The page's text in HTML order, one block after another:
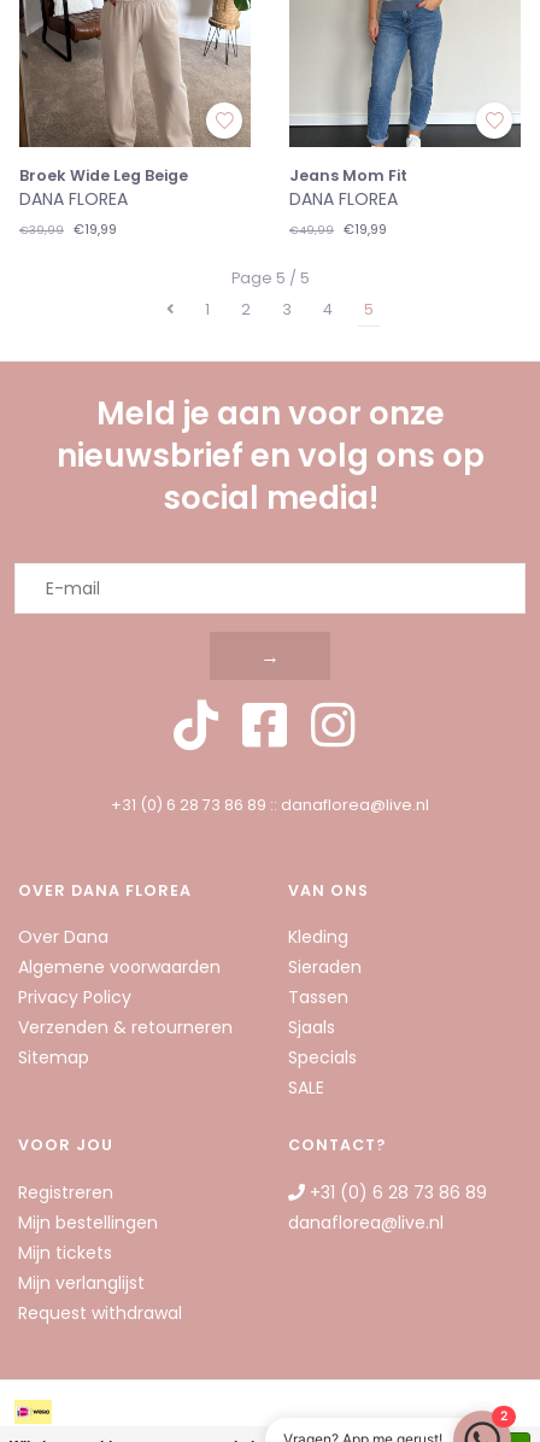
Broek Wide Leg Beige
DANA FLOREA
€39,99 €19,99
Jeans Mom Fit
DANA FLOREA
€49,99 €19,99
Page 5 / 5
1
2 3 4 5
Meld je aan voor onze
nieuwsbrief en volg ons op
social media!
→
+31 (0) 6 28 73 86 89 :: danaflorea@live.nl
OVER DANA FLOREA
Over Dana
Algemene voorwaarden
Privacy Policy
Verzenden & retourneren
Sitemap
VAN ONS
Kleding
Sieraden
Tassen
Sjaals
Specials
SALE
VOOR JOU
Registreren
Mijn bestellingen
Mijn tickets
Mijn verlanglijst
Request withdrawal
CONTACT?
+31 (0) 6 28 73 86 89
danaflorea@live.nl
2